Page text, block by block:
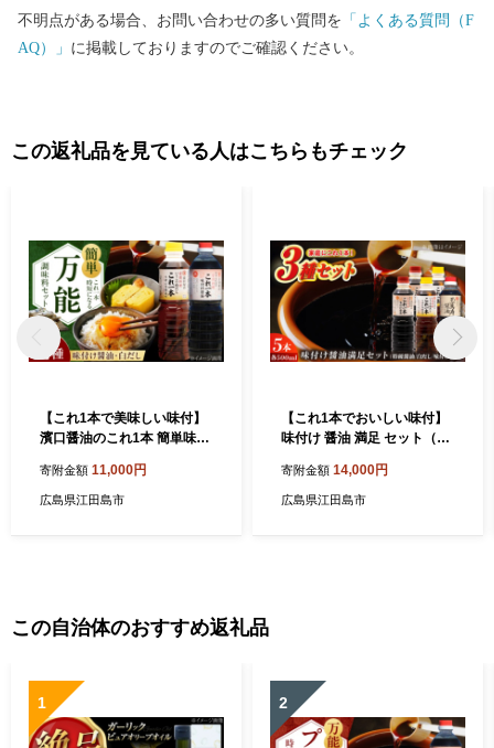
不明点がある場合、お問い合わせの多い質問を 「よくある質問（F
AQ）」 に掲載しておりますのでご確認ください。
この返礼品を見ている人はこちらもチェック
【これ1本で美味しい味付】
濱口醤油のこれ1本 簡単味付
うどん 鍋 醤油 しょう油 しょ
うゆ お醤油 セット 詰め合わ
ギフト 人気 広島県産 江田島
市/濱口醤油 [XAA004]
寄附金額 11,000円
広島県江田島市
【これ1本でおいしい味付】
味付け 醤油 満足 セット（特
う油 しょうゆ お醤油 セット
詰め合わせ 調味料 大豆 発酵
寄附金額 14,000円
広島県江田島市
この自治体のおすすめ返礼品
1 2